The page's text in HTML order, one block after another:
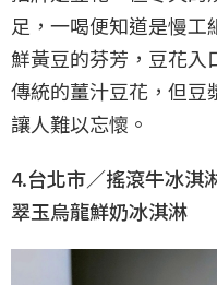
足，一喝便知道是慢
鮮黃豆的芬芳，豆花入
傳統的薑汁豆花，但豆
讓人難以忘懷。
4.台北市／搖滾牛冰淇
翠玉烏龍鮮奶冰淇淋